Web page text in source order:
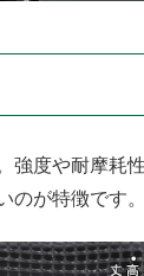
度や耐摩耗
のが特徴です。